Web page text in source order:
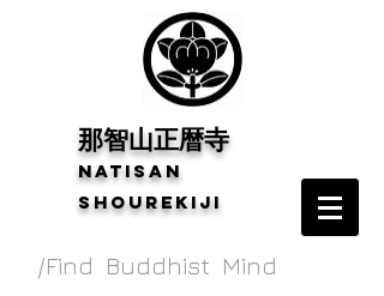
​那智山正暦寺
Natisan
shourekiji
/Find Buddhist Mind